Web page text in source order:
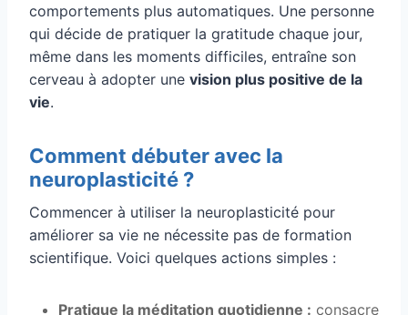
comportements plus automatiques. Une personne
qui décide de pratiquer la gratitude chaque jour,
même dans les moments difficiles, entraîne son
cerveau à adopter une vision plus positive de la
vie.
Comment débuter avec la
neuroplasticité ?
Commencer à utiliser la neuroplasticité pour
améliorer sa vie ne nécessite pas de formation
scientifique. Voici quelques actions simples :
Pratique la méditation quotidienne : consacre